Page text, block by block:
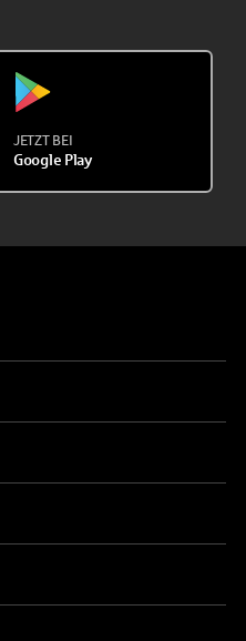
JETZT BEI
Google Play